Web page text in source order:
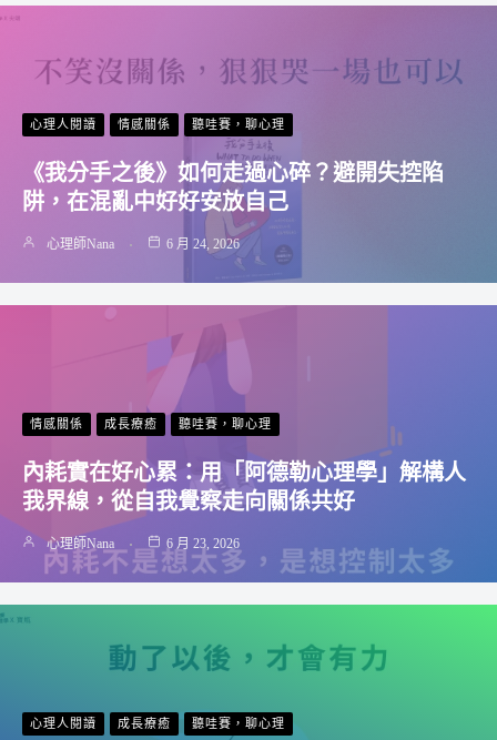
心理人閱讀 情感關係 聽哇賽，聊心理
《我分手之後》如何走過心碎？避開失控陷
阱，在混亂中好好安放自己
心理師Nana 6 月 24, 2026
情感關係 成長療癒 聽哇賽，聊心理
內耗實在好心累：用「阿德勒心理學」解構人
我界線，從自我覺察走向關係共好
心理師Nana 6 月 23, 2026
心理人閱讀 成長療癒 聽哇賽，聊心理